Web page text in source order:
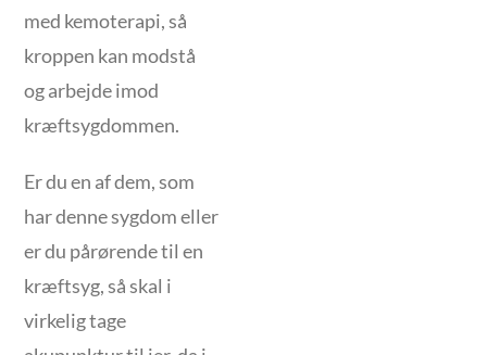
med kemoterapi, så
kroppen kan modstå
og arbejde imod
kræftsygdommen.
Er du en af dem, som
har denne sygdom eller
er du pårørende til en
kræftsyg, så skal i
virkelig tage